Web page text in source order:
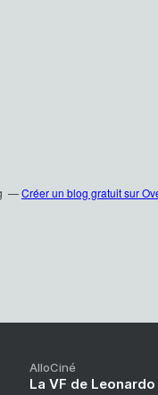
Créer un blog gratuit sur
AlloCiné
La VF de